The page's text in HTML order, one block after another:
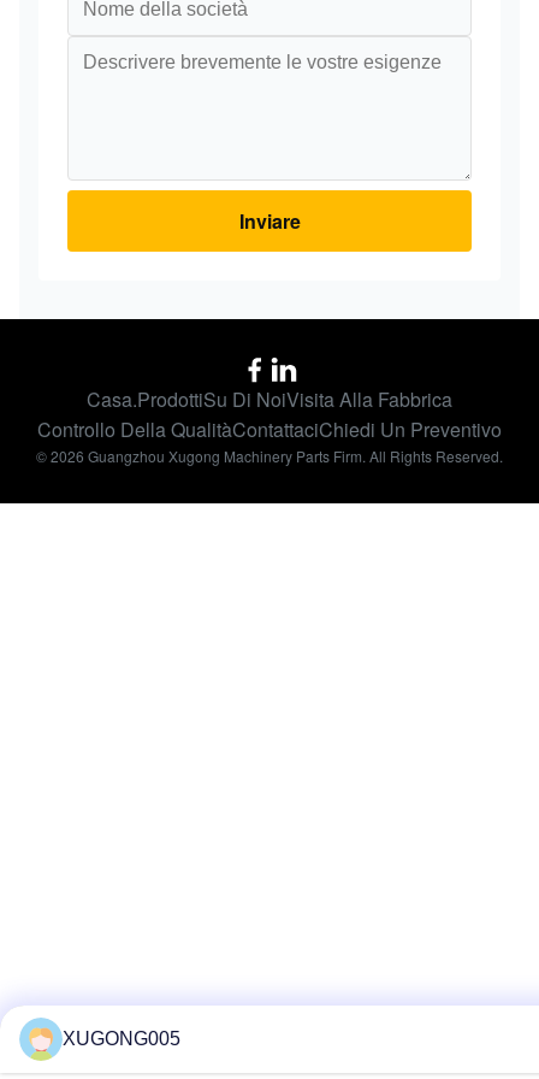
Inviare
Casa.ProdottiSu Di NoiVisita Alla Fabbrica
Controllo Della QualitàContattaciChiedi Un Preventivo
© 2026 Guangzhou Xugong Machinery Parts Firm. All Rights Reserved.
XUGONG005